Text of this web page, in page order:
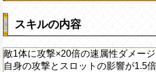
スキルの内容
敵1体に攻撃×20倍の速属性ダメー
自身の攻撃とスロットの影響が1.5